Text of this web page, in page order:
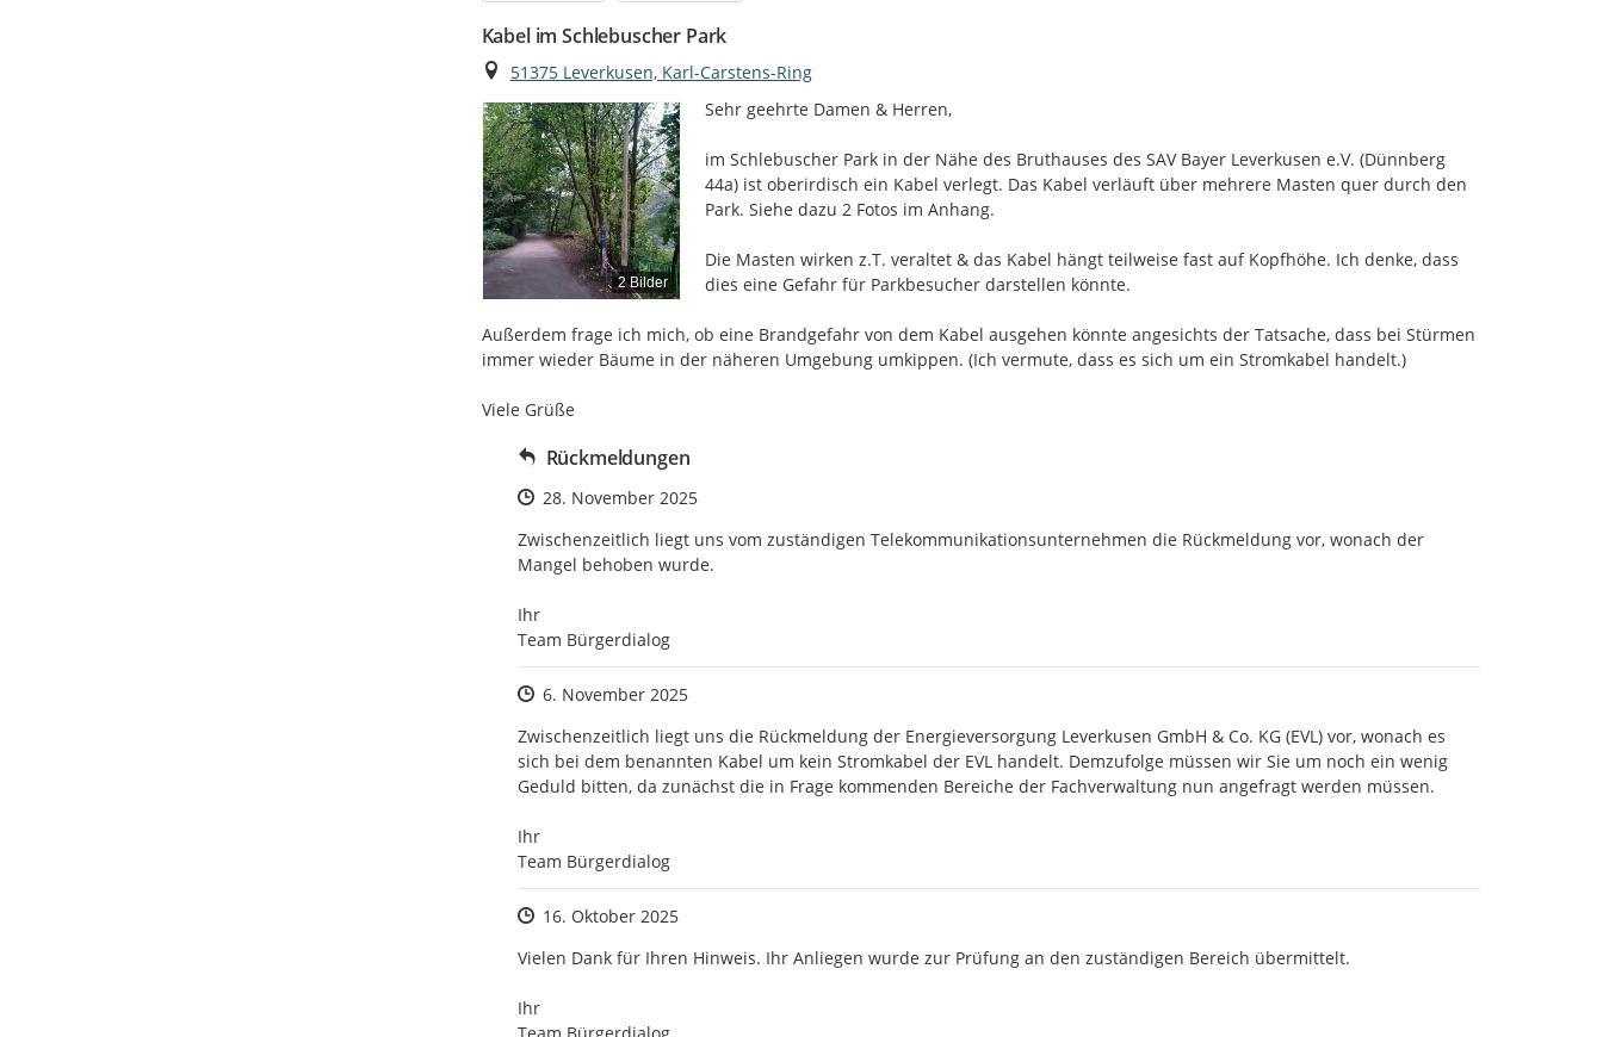
Kabel im Schlebuscher Park
Ort
51375 Leverkusen, Karl-Carstens-Ring
2 Bilder
Sehr geehrte Damen & Herren,
im Schlebuscher Park in der Nähe des Bruthauses des SAV Bayer Leverkusen e.V. (Dünnberg
44a) ist oberirdisch ein Kabel verlegt. Das Kabel verläuft über mehrere Masten quer durch den
Park. Siehe dazu 2 Fotos im Anhang.
Die Masten wirken z.T. veraltet & das Kabel hängt teilweise fast auf Kopfhöhe. Ich denke, dass
dies eine Gefahr für Parkbesucher darstellen könnte.
Außerdem frage ich mich, ob eine Brandgefahr von dem Kabel ausgehen könnte angesichts der Tatsache, dass bei Stürmen
immer wieder Bäume in der näheren Umgebung umkippen. (Ich vermute, dass es sich um ein Stromkabel handelt.)
Viele Grüße
Rückmeldungen
Zeitpunkt des Erstellens
28. November 2025
Zwischenzeitlich liegt uns vom zuständigen Telekommunikationsunternehmen die Rückmeldung vor, wonach der
Mangel behoben wurde.
Ihr
Team Bürgerdialog
Zeitpunkt des Erstellens
6. November 2025
Zwischenzeitlich liegt uns die Rückmeldung der Energieversorgung Leverkusen GmbH & Co. KG (EVL) vor, wonach es
sich bei dem benannten Kabel um kein Stromkabel der EVL handelt. Demzufolge müssen wir Sie um noch ein wenig
Geduld bitten, da zunächst die in Frage kommenden Bereiche der Fachverwaltung nun angefragt werden müssen.
Ihr
Team Bürgerdialog
Zeitpunkt des Erstellens
16. Oktober 2025
Vielen Dank für Ihren Hinweis. Ihr Anliegen wurde zur Prüfung an den zuständigen Bereich übermittelt.
Ihr